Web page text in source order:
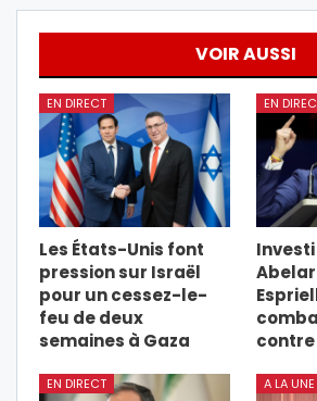
VOIR AUSSI
EN DIRECT
Les États-Unis font
pression sur Israël
pour un cessez-le-
feu de deux
semaines à Gaza
EN
EN DIRECT A LA UNE